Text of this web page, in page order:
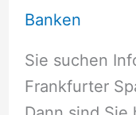
Banken
Sie suchen
Frankfurter